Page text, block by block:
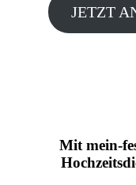
JETZT
Mit mein-